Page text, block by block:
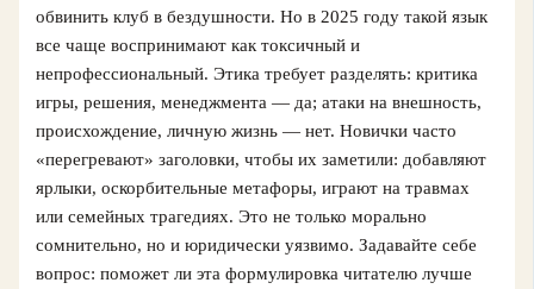
обвинить клуб в бездушности. Но в 2025 году такой язык
все чаще воспринимают как токсичный и
непрофессиональный. Этика требует разделять: критика
игры, решения, менеджмента — да; атаки на внешность,
происхождение, личную жизнь — нет. Новички часто
«перегревают» заголовки, чтобы их заметили: добавляют
ярлыки, оскорбительные метафоры, играют на травмах
или семейных трагедиях. Это не только морально
сомнительно, но и юридически уязвимо. Задавайте себе
вопрос: поможет ли эта формулировка читателю лучше